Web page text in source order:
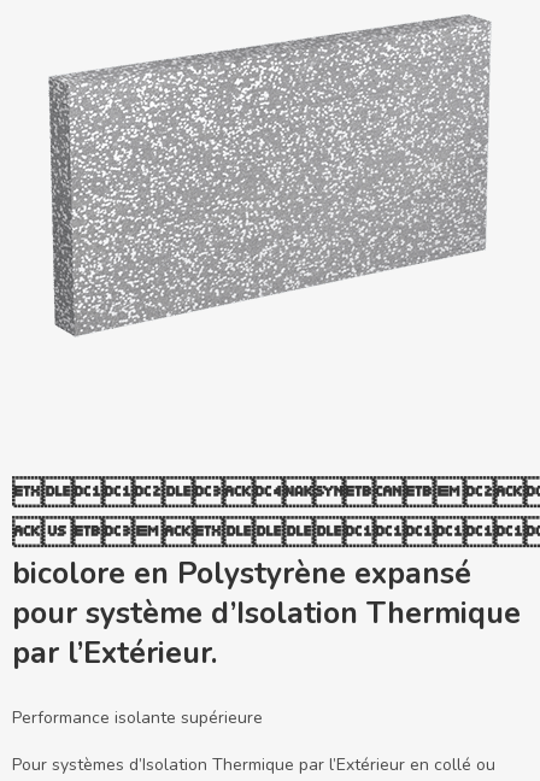

bicolore en Polystyrène expansé
pour système d’Isolation Thermique
par l’Extérieur.
Performance isolante supérieure
Pour systèmes d’Isolation Thermique par l’Extérieur en collé ou